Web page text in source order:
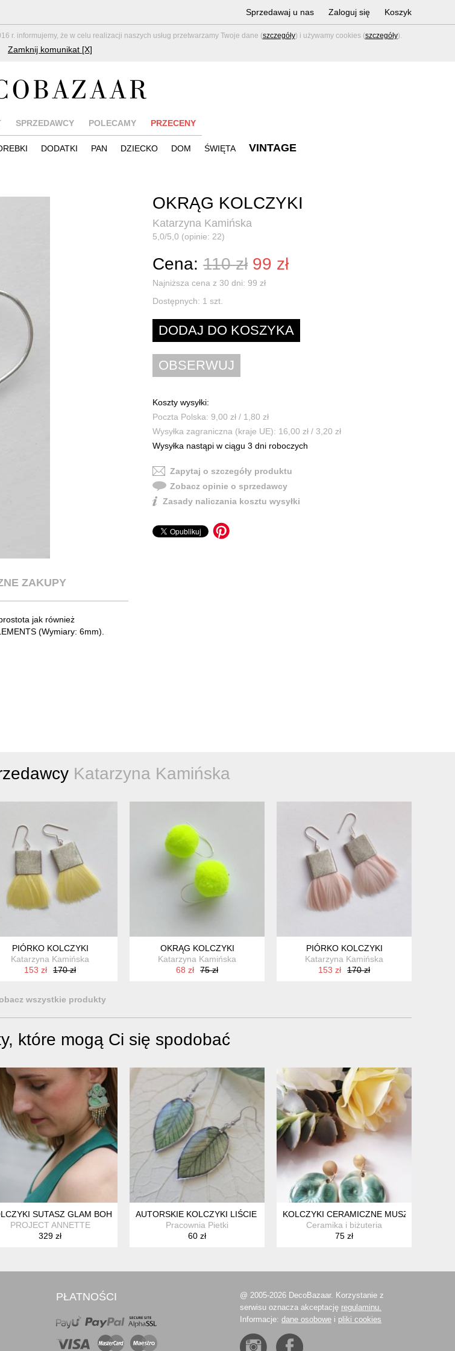
r. informujemy, że w celu realizacji naszych usług przetwarzamy Twoje dane (szczegóły) i używamy cookies (szczegóły).
Zamknij komunikat [X]
Sprzedawaj u nas Zaloguj się Koszyk
SPRZEDAWCY POLECAMY PRZECENY
DODATKI PAN DZIECKO DOM ŚWIĘTA VINTAGE
OKRĄG KOLCZYKI
Katarzyna Kamińska
5,0/5,0 (opinie: 22)
Cena: 110 zł 99 zł
Najniższa cena z 30 dni: 99 zł
Dostępnych: 1 szt.
Koszty wysyłki:
Poczta Polska: 9,00 zł / 1,80 zł
Wysyłka zagraniczna (kraje UE): 16,00 zł / 3,20 zł
Wysyłka nastąpi w ciągu 3 dni roboczych
Zapytaj o szczegóły produktu
Zobacz opinie o sprzedawcy
Zasady naliczania kosztu wysyłki
ZAKUPY
jak również
(Wymiary: 6mm).
Katarzyna Kamińska
PIÓRKO KOLCZYKI
Katarzyna Kamińska
153 zł
170 zł
OKRĄG KOLCZYKI
Katarzyna Kamińska
68 zł
75 zł
PIÓRKO KOLCZYKI
Katarzyna Kamińska
153 zł
170 zł
wszystkie produkty
które mogą Ci się spodobać
SUTASZ GLAM BOHO
PROJECT ANNETTE
329 zł
AUTORSKIE KOLCZYKI LIŚCIE WISZĄCE
Pracownia Pietki
60 zł
KOLCZYKI CERAMICZNE MUSZLE
Ceramika i biżuteria
75 zł
PŁATNOŚCI
@ 2005-2026 DecoBazaar. Korzystanie z
serwisu oznacza akceptację regulaminu.
Informacje: dane osobowe i pliki cookies